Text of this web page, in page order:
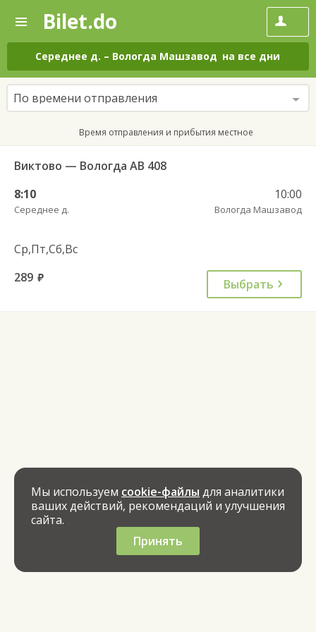
—
Поиск
и
покупка
билетов
на
автобус
онлайн
Bilet.do
Середнее д. – Вологда Машзавод на все дни
По времени отправления
Время отправления и прибытия местное
Виктово — Вологда АВ 408
8:10
Середнее д.
10:00
Вологда Машзавод
Ср,Пт,Сб,Вс
289 руб. Выбрать
Мы используем cookie-файлы для аналитики
ваших действий, рекомендаций и улучшения
сайта.
Принять